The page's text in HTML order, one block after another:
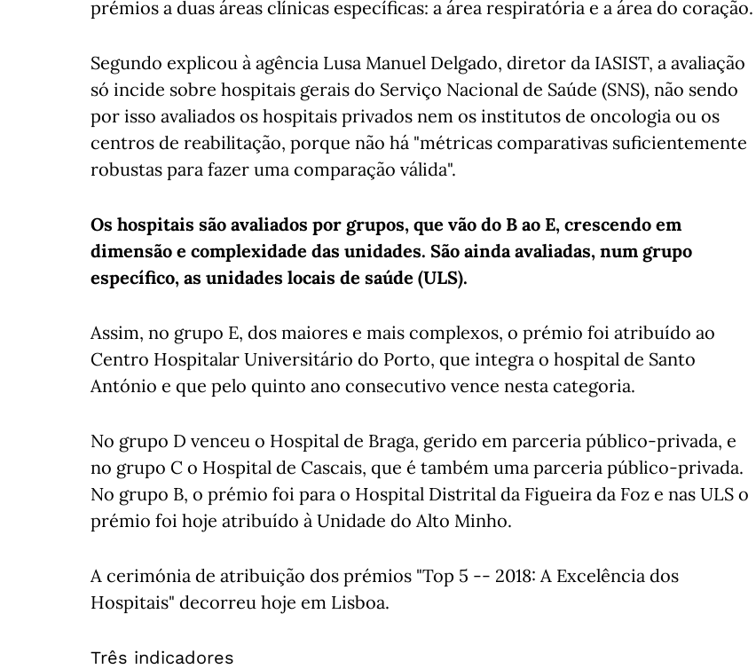
prémios a duas áreas clínicas específicas: a área respiratória e a área do coração.
Segundo explicou à agência Lusa Manuel Delgado, diretor da IASIST, a avaliação
só incide sobre hospitais gerais do Serviço Nacional de Saúde (SNS), não sendo
por isso avaliados os hospitais privados nem os institutos de oncologia ou os
centros de reabilitação, porque não há "métricas comparativas suficientemente
robustas para fazer uma comparação válida".
Os hospitais são avaliados por grupos, que vão do B ao E, crescendo em
dimensão e complexidade das unidades. São ainda avaliadas, num grupo
específico, as unidades locais de saúde (ULS).
Assim, no grupo E, dos maiores e mais complexos, o prémio foi atribuído ao
Centro Hospitalar Universitário do Porto, que integra o hospital de Santo
António e que pelo quinto ano consecutivo vence nesta categoria.
No grupo D venceu o Hospital de Braga, gerido em parceria público-privada, e
no grupo C o Hospital de Cascais, que é também uma parceria público-privada.
No grupo B, o prémio foi para o Hospital Distrital da Figueira da Foz e nas ULS o
prémio foi hoje atribuído à Unidade do Alto Minho.
A cerimónia de atribuição dos prémios "Top 5 -- 2018: A Excelência dos
Hospitais" decorreu hoje em Lisboa.
Três indicadores